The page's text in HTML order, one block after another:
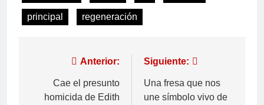
principal regeneración
Anterior:
Cae el presunto
homicida de Edith
Siguiente:
Una fresa que nos
une símbolo vivo de